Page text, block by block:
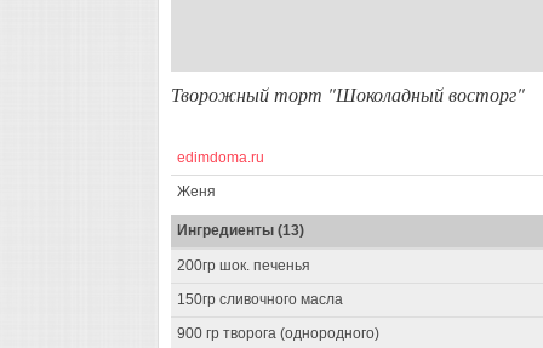
Творожный торт "Шоколадный восторг"
edimdoma.ru
Женя
Ингредиенты (13)
200гр шок. печенья
150гр сливочного масла
900 гр творога (однородного)